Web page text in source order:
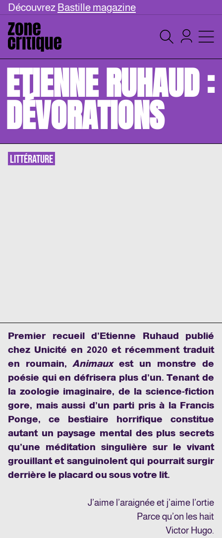
Découvrez Bastille magazine
ETIENNE RUHAUD :
DÉVORATIONS
LITTÉRATURE
Premier recueil d’Etienne Ruhaud publié
chez Unicité en 2020 et récemment traduit
en roumain, Animauxest un monstre de
poésie qui en défrisera plus d’un. Tenant de
la zoologie imaginaire, de la science-fiction
gore, mais aussi d’un parti pris à la Francis
Ponge, ce bestiaire horrifique constitue
autant un paysage mental des plus secrets
qu’une méditation singulière sur le vivant
grouillant et sanguinolent qui pourrait surgir
derrière le placard ou sous votre lit.
J’aime l’araignée et j’aime l’ortie
Parce qu’on les hait
Victor Hugo.